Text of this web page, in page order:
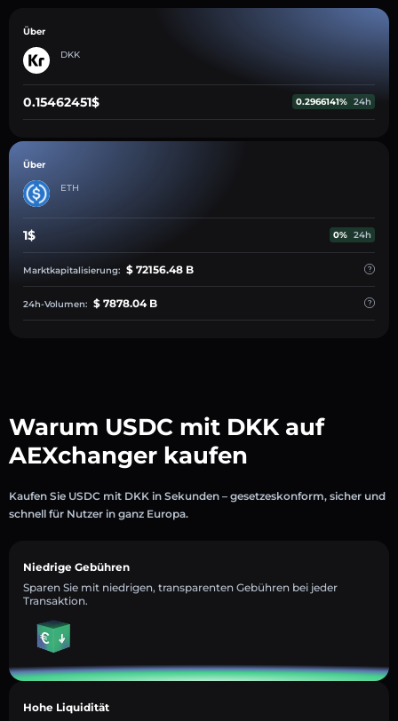
Über
DKK
0.15462451$ 0.2966141% 24h
Über
ETH
1$ 0% 24h
Marktkapitalisierung: $ 72156.48 B
24h-Volumen: $ 7878.04 B
Warum USDC mit DKK auf
AEXchanger kaufen
Kaufen Sie USDC mit DKK in Sekunden – gesetzeskonform, sicher und
schnell für Nutzer in ganz Europa.
Niedrige Gebühren
Sparen Sie mit niedrigen, transparenten Gebühren bei jeder
Transaktion.
Hohe Liquidität